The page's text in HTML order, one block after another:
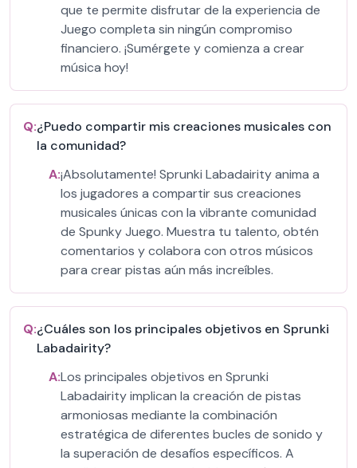
que te permite disfrutar de la experiencia de
Juego completa sin ningún compromiso
financiero. ¡Sumérgete y comienza a crear
música hoy!
Q:¿Puedo compartir mis creaciones musicales con
la comunidad?
A:¡Absolutamente! Sprunki Labadairity anima a
los jugadores a compartir sus creaciones
musicales únicas con la vibrante comunidad
de Spunky Juego. Muestra tu talento, obtén
comentarios y colabora con otros músicos
para crear pistas aún más increíbles.
Q:¿Cuáles son los principales objetivos en Sprunki
Labadairity?
A:Los principales objetivos en Sprunki
Labadairity implican la creación de pistas
armoniosas mediante la combinación
estratégica de diferentes bucles de sonido y
la superación de desafíos específicos. A